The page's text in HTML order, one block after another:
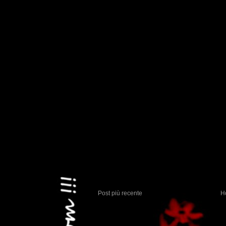
Post più recente